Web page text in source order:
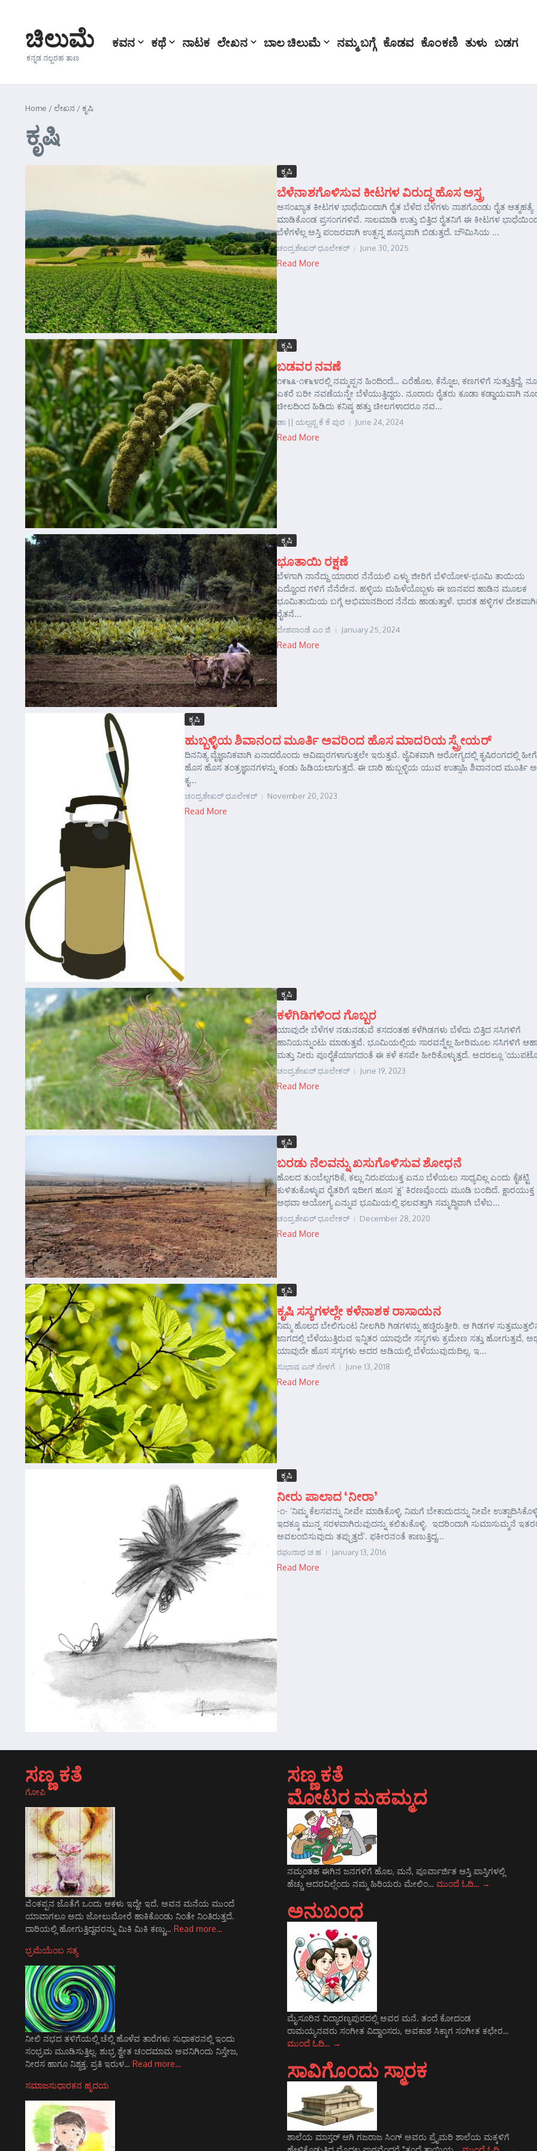
ಚಿಲುಮೆ
ಕನ್ನಡ ನಲ್ಬರಹ ತಾಣ
ಕವನ ಕಥೆ ನಾಟಕ ಲೇಖನ ಬಾಲ ಚಿಲುಮೆ ನಮ್ಮ ಬಗ್ಗೆ ಕೊಡವ ಕೊಂಕಣಿ ತುಳು ಬಡಗ
Home /ಲೇಖನ /ಕೃಷಿ
ಕೃಷಿ
ಕೃಷಿ
ಬೆಳೆನಾಶಗೊಳಿಸುವ ಕೀಟಗಳ ವಿರುದ್ಧ ಹೊಸ ಅಸ್ತ್ರ
ಅಸಂಖ್ಯಾತ ಕೀಟಗಳ ಭಾಧೆಯಿಂದಾಗಿ ರೈತ ಬೆಳೆದ ಬೆಳೆಗಳು ನಾಶಗೊಂಡು ರೈತ ಆತ್ಮಹತ್ಯೆ
ಮಾಡಿಕೊಂಡ ಪ್ರಸಂಗಗಳಿವೆ. ಸಾಲಮಾಡಿ ಉತ್ತು ಬಿತ್ತಿದ ರೈತನಿಗೆ ಈ ಕೀಟಗಳ
ಬೆಳೆಗಳೆಲ್ಲ ಅಸ್ತಿ ಪಂಜರವಾಗಿ ಉತ್ಪನ್ನ ಶೂನ್ಯವಾಗಿ ಬಿಡುತ್ತದೆ. ಬೌಮಿಸಿಯ ...
ಚಂದ್ರಶೇಖರ್‍ ಧೂಲೇಕರ್‍ June 30, 2025
Read More
ಕೃಷಿ
ಬಡವರ ನವಣೆ
೧೯೬೩-೧೯೬೪ರಲ್ಲಿ ನಮ್ಮಪ್ಪನ ಹಿಂದಿಂದೆ… ಎರೆಹೊಲ, ಕೆನ್ನೊಲ, ಕಣಗಳಿಗೆ ಸುತ್ತುತ್ತಿದ್ದೆ.
ಎಕರೆ ಬರೀ ನವಣೆಯನ್ನೇ ಬೆಳೆಯುತ್ತಿದ್ದರು. ನೂರಾರು ರೈತರು ಕೂಡಾ ಕಡ್ಡಾಯವಾಗಿ
ಚೀಲದಿಂದ ಹಿಡಿದು ಕನಿಷ್ಠ ಹತ್ತು ಚೀಲಗಳಾದರೂ ನವ...
ಡಾ || ಯಲ್ಲಪ್ಪ ಕೆ ಕೆ ಪುರ June 24, 2024
Read More
ಕೃಷಿ
ಭೂತಾಯಿ ರಕ್ಷಣೆ
ಬೆಳಗಾಗಿ ನಾನೆದ್ದು ಯಾರಾರ ನೆನೆಯಲಿ ಎಳ್ಳು ಜೀರಿಗೆ ಬೆಳಿಯೋಳ-ಭೂಮಿ ತಾಯಿಯ
ಎದ್ದೊಂದ ಗಳಿಗೆ ನೆನೆದೇನ. ಹಳ್ಳಿಯ ಮಹಿಳೆಯೊಬ್ಬಳು ಈ ಜಾನಪದ ಹಾಡಿನ ಮೂಲಕ
ಭೂಮಿತಾಯಿಯ ಬಗ್ಗೆ ಅಭಿಮಾನದಿಂದ ನೆನೆದು ಹಾಡುತ್ತಾಳೆ. ಭಾರತ ಹಳ್ಳಿಗಳ
ರೈತನೆ...
ದೇಶಪಾಂಡೆ ಎಂ ಜಿ January 25, 2024
Read More
ಕೃಷಿ
ಹುಬ್ಬಳ್ಳಿಯ ಶಿವಾನಂದ ಮೂರ್ತಿ ಅವರಿಂದ ಹೊಸ ಮಾದರಿಯ ಸ್ಪ್ರೇಯರ್
ದಿನನಿತ್ಯ ವೈಜ್ಞಾನಿಕವಾಗಿ ಏನಾದರೊಂದು ಆವಿಷ್ಕಾರಗಳಾಗುತ್ತಲೇ ಇರುತ್ತವೆ. ಜೈವಿಕವಾಗಿ ಆರೋಗ್ಯದಲ್ಲಿ ಕೃಷಿರಂಗದಲ್ಲಿ ಹೀಗೆ
ಹೊಸ ಹೊಸ ತಂತ್ರಜ್ಞಾನಗಳನ್ನು ಕಂಡು ಹಿಡಿಯಲಾಗುತ್ತದೆ. ಈ ಬಾರಿ ಹುಬ್ಬಳ್ಳಿಯ ಯುವ ಉತ್ಸಾಹಿ ಶಿವಾನಂದ ಮೂರ್ತಿ
ಕೃ...
ಚಂದ್ರಶೇಖರ್‍ ಧೂಲೇಕರ್‍ November 20, 2023
Read More
ಕೃಷಿ
ಕಳೆಗಿಡಿಗಳಿಂದ ಗೊಬ್ಬರ
ಯಾವುದೇ ಬೆಳೆಗಳ ನಡುನಡುವೆ ಕಸದಂತಹ ಕಳೆಗಿಡಗಳು ಬೆಳೆದು ಬಿತ್ತಿದ ಸಸಿಗಳಿಗೆ
ಹಾನಿಯನ್ನುಂಟು ಮಾಡುತ್ತವೆ. ಭೂಮಿಯಲ್ಲಿಯ ಸಾರವನ್ನೆಲ್ಲ ಹೀರಿಮೂಲ ಸಸಿಗಳಿಗೆ
ಮತ್ತು ನೀರು ಪೂರೈಕೆಯಾಗದಂತೆ ಈ ಕಳೆ ಕಸವೇ ಹೀರಿಕೊಳ್ಳುತ್ತದೆ. ಅದರಲ್ಲೂ
ಚಂದ್ರಶೇಖರ್‍ ಧೂಲೇಕರ್‍ June 19, 2023
Read More
ಕೃಷಿ
ಬರಡು ನೆಲವನ್ನು ಖಸುಗೊಳಿಸುವ ಶೋಧನೆ
ಹೊಲದ ತುಂಬೆಲ್ಲಗರಿಕೆ, ಕಲ್ಲು ನಿರುಪಯುಕ್ತ ಏನೂ ಬೆಳೆಯಲು ಸಾಧ್ಯವಿಲ್ಲ ಎಂದು ಕೈಕಟ್ಟಿ
ಕುಳಿತುಕೊಳ್ಳುವ ರೈತರಿಗೆ ಇದೀಗ ಹೂಸ ‘ಕ್ಷ’ ಕಿರಣವೊಂದು ಮೂಡಿ ಬಂದಿದೆ. ಕ್ಷಾರಯುಕ್ತ
ಅಥವಾ ಅಯೋಗ್ಯ ಎನ್ನುವ ಭೂಮಿಯಲ್ಲಿ ಫಲವತ್ತಾಗಿ ಸಮೃದ್ಧಿವಾಗಿ ಬೆಳೆಬ...
ಚಂದ್ರಶೇಖರ್‍ ಧೂಲೇಕರ್‍ December 28, 2020
Read More
ಕೃಷಿ
ಕೃಷಿ ಸಸ್ಯಗಳಲ್ಲೇ ಕಳೆನಾಶಕ ರಾಸಾಯನ
ನಿಮ್ಮ ಹೊಲದ ಬೇಲಿಗುಂಟ ನೀಲಗಿರಿ ಗಿಡಗಳನ್ನು ಹಚ್ಚಿರುತ್ತೀರಿ. ಆ ಗಿಡಗಳ
ಜಾಗದಲ್ಲಿ ಬೆಳೆಯುತ್ತಿರುವ ಇನ್ನಿತರ ಯಾವುದೇ ಸಸ್ಯಗಳು ಕ್ರಮೇಣ ಸತ್ತು ಹೋಗುತ್ತವೆ,
ಯಾವುದೇ ಹೊಸ ಸಸ್ಯಗಳು ಅದರ ಅಡಿಯಲ್ಲಿ ಬೆಳೆಯುವುದುದಿಲ್ಲ. ಇ...
ಸುಭಾಷ ಎನ್ ನೇಳಗೆ June 13, 2018
Read More
ಕೃಷಿ
ನೀರು ಪಾಲಾದ ‘ನೀರಾ’
-೧- ‘ನಿಮ್ಮ ಕೆಲಸವನ್ನು ನೀವೇ ಮಾಡಿಕೊಳ್ಳಿ, ನಿಮಗೆ ಬೇಕಾದುದನ್ನು ನೀವೇ
ಇದಕ್ಕೂ ಮುನ್ನ ಸರಳವಾಗಿರುವುದನ್ನು ಕಲಿತುಕೊಳ್ಳಿ. ಇದರಿಂದಾಗಿ ಸುಮಾಸುಮ್ಮನೆ
ಅವಲಂಬಿಸುವುದು ತಪ್ಪುತ್ತದೆ’. ಫಕೀರನಂತೆ ಕಾಣುತ್ತಿದ್ದ...
ರಘುನಾಥ ಚ ಹ January 13, 2016
Read More
ಸಣ್ಣ ಕತೆ
ಗೋಪಿ
ವೆಂಕಪ್ಪನ ಜೊತೆಗೆ ಒಂದು ಆಕಳು ಇದ್ದೇ ಇದೆ. ಅವನ ಮನೆಯ ಮುಂದೆ
ಯಾವಾಗಲೂ ಅದು ಜೋಲುಮೋರೆ ಹಾಕಿಕೊಂಡು ನಿಂತೇ ನಿಂತಿರುತ್ತದೆ.
ದಾರಿಯಲ್ಲಿ ಹೋಗುತ್ತಿದ್ದವರನ್ನು ಮಿಕಿ ಮಿಕಿ ಕಣ್ಣು… Read more…
ಭ್ರಮೆಯೆಂಬ ಸತ್ಯ
ನೀಲಿ ನಭದ ತಳಿಗೆಯಲ್ಲಿ ಚೆಲ್ಲಿ ಹೊಳೆವ ತಾರೆಗಳು ಸುಧಾಕರನಲ್ಲಿ ಇಂದು
ಸಂಭ್ರಮ ಮೂಡಿಸುತ್ತಿಲ್ಲ. ಶುಭ್ರ ಶ್ವೇತ ಚಂದಮಾಮ ಅವನಿಗಿಂದು ನಿಸ್ತೇಜ,
ನೀರಸ ಹಾಗೂ ನಿಶ್ಯಕ್ತ. ಪ್ರತಿ ಇರುಳ… Read more…
ಸಮಾಜಸುಧಾರಕನ ಹೃದಯ
ಸಣ್ಣ ಕತೆ
ಮೋಟರ ಮಹಮ್ಮದ
ನಮ್ಮಂತಹ ಈಗಿನ ಜನಗಳಿಗೆ ಹೊಲ, ಮನೆ, ಪೂರ್ವಾರ್ಜಿತ ಆಸ್ತಿ ಪಾಸ್ತಿಗಳಲ್ಲಿ
ಹೆಚ್ಚು ಆದರವಿಲ್ಲೆಂದು ನಮ್ಮ ಹಿರಿಯರು ಮೇಲಿಂ… ಮುಂದೆ ಓದಿ… →
ಅನುಬಂಧ
ಮೈಸೂರಿನ ವಿದ್ಯಾರಣ್ಯಪುರದಲ್ಲಿ ಅವರ ಮನೆ. ತಂದೆ ಕೋದಂಡ
ರಾಮಯ್ಯನವರು ಸಂಗೀತ ವಿದ್ವಾಂಸರು, ಅವಕಾಶ ಸಿಕ್ಕಾಗ ಸಂಗೀತ ಕಛೇರ…
ಮುಂದೆ ಓದಿ… →
ಸಾವಿಗೊಂದು ಸ್ಮಾರಕ
ಶಾಲೆಯ ಮಾಸ್ತರ್ ಆಗಿ ಗಜರಾಜ ಸಿಂಗ್ ಅವರು ಪ್ರೈಮರಿ ಶಾಲೆಯ ಮಕ್ಕಳಿಗೆ